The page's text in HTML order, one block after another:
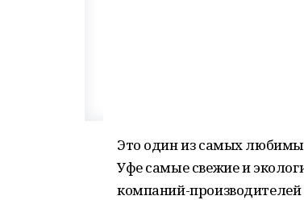
Это один из самых
Уфе самые свежие и
компаний-